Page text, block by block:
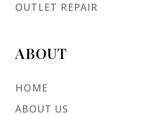
OUTLET REPAIR
ABOUT
HOME
ABOUT US